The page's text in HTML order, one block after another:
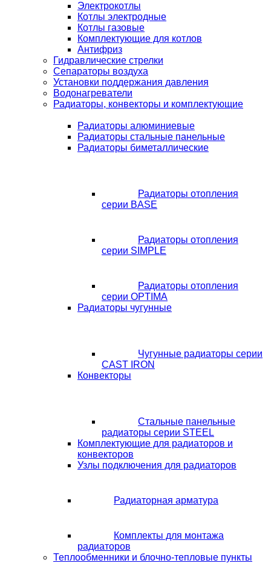
Электрокотлы
Котлы электродные
Котлы газовые
Комплектующие для котлов
Антифриз
Гидравлические стрелки
Сепараторы воздуха
Установки поддержания давления
Водонагреватели
Радиаторы, конвекторы и комплектующие
Радиаторы алюминиевые
Радиаторы стальные панельные
Радиаторы биметаллические
Радиаторы отопления
серии BASE
Радиаторы отопления
серии SIMPLE
Радиаторы отопления
серии OPTIMA
Радиаторы чугунные
Чугунные радиаторы серии
CAST IRON
Конвекторы
Стальные панельные
радиаторы серии STEEL
Комплектующие для радиаторов и
конвекторов
Узлы подключения для радиаторов
Радиаторная арматура
Комплекты для монтажа
радиаторов
Теплообменники и блочно-тепловые пункты